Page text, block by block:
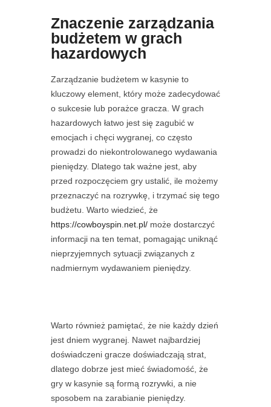
Znaczenie zarządzania
budżetem w grach
hazardowych
Zarządzanie budżetem w kasynie to
kluczowy element, który może zadecydować
o sukcesie lub porażce gracza. W grach
hazardowych łatwo jest się zagubić w
emocjach i chęci wygranej, co często
prowadzi do niekontrolowanego wydawania
pieniędzy. Dlatego tak ważne jest, aby
przed rozpoczęciem gry ustalić, ile możemy
przeznaczyć na rozrywkę, i trzymać się tego
budżetu. Warto wiedzieć, że
https://cowboyspin.net.pl/ może dostarczyć
informacji na ten temat, pomagając uniknąć
nieprzyjemnych sytuacji związanych z
nadmiernym wydawaniem pieniędzy.
Warto również pamiętać, że nie każdy dzień
jest dniem wygranej. Nawet najbardziej
doświadczeni gracze doświadczają strat,
dlatego dobrze jest mieć świadomość, że
gry w kasynie są formą rozrywki, a nie
sposobem na zarabianie pieniędzy.